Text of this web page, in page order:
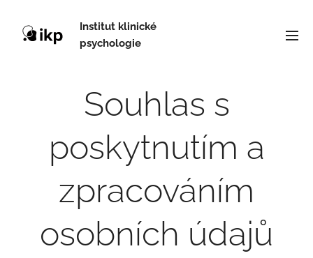
Institut klinické
psychologie
Souhlas s
poskytnutím a
zpracováním
osobních údajů